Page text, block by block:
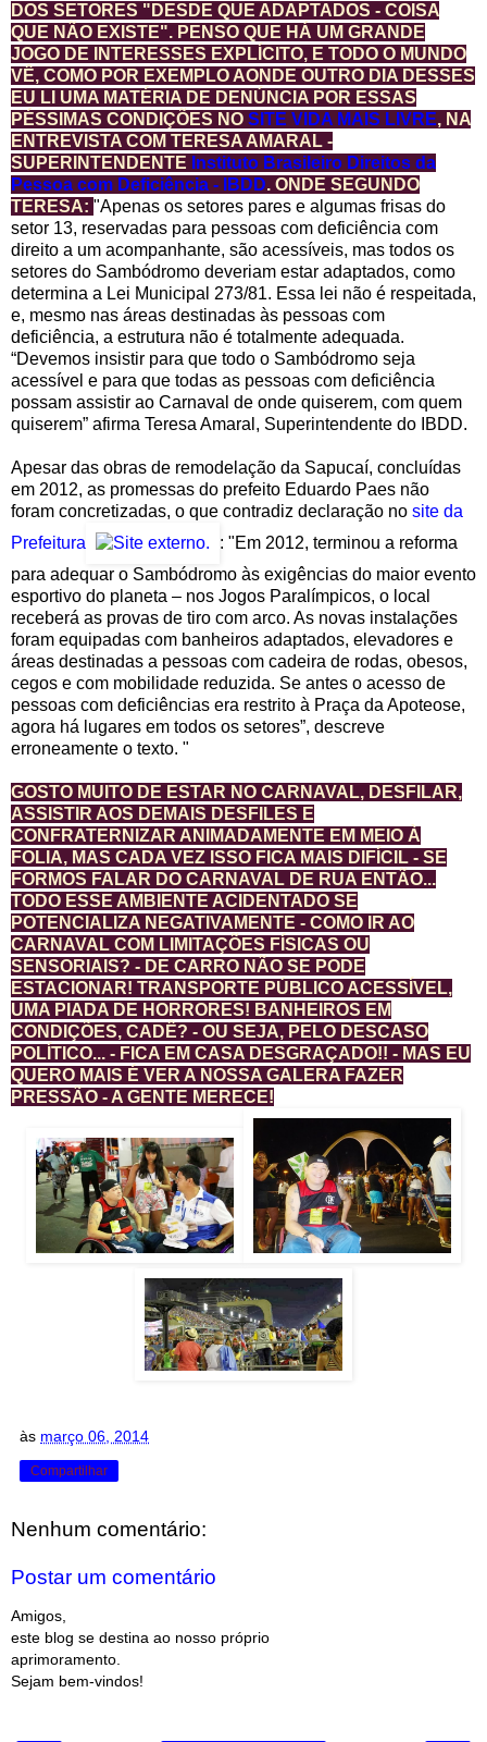
DOS SETORES "DESDE QUE ADAPTADOS - COISA
QUE NÃO EXISTE". PENSO QUE HÁ UM GRANDE
JOGO DE INTERESSES EXPLÍCITO, E TODO O MUNDO
VÊ, COMO POR EXEMPLO AONDE OUTRO DIA DESSES
EU LI UMA MATÉRIA DE DENÚNCIA POR ESSAS
PÉSSIMAS CONDIÇÕES NO SITE VIDA MAIS LIVRE, NA
ENTREVISTA COM TERESA AMARAL -
SUPERINTENDENTE Instituto Brasileiro Direitos da
Pessoa com Deficiência - IBDD. ONDE SEGUNDO
TERESA: "Apenas os setores pares e algumas frisas do
setor 13, reservadas para pessoas com deficiência com
direito a um acompanhante, são acessíveis, mas todos os
setores do Sambódromo deveriam estar adaptados, como
determina a Lei Municipal 273/81. Essa lei não é respeitada,
e, mesmo nas áreas destinadas às pessoas com
deficiência, a estrutura não é totalmente adequada.
“Devemos insistir para que todo o Sambódromo seja
acessível e para que todas as pessoas com deficiência
possam assistir ao Carnaval de onde quiserem, com quem
quiserem” afirma Teresa Amaral, Superintendente do IBDD.
Apesar das obras de remodelação da Sapucaí, concluídas
em 2012, as promessas do prefeito Eduardo Paes não
foram concretizadas, o que contradiz declaração no site da
Prefeitura
: "Em 2012, terminou a reforma
para adequar o Sambódromo às exigências do maior evento
esportivo do planeta – nos Jogos Paralímpicos, o local
receberá as provas de tiro com arco. As novas instalações
foram equipadas com banheiros adaptados, elevadores e
áreas destinadas a pessoas com cadeira de rodas, obesos,
cegos e com mobilidade reduzida. Se antes o acesso de
pessoas com deficiências era restrito à Praça da Apoteose,
agora há lugares em todos os setores”, descreve
erroneamente o texto. "
GOSTO MUITO DE ESTAR NO CARNAVAL, DESFILAR,
ASSISTIR AOS DEMAIS DESFILES E
CONFRATERNIZAR ANIMADAMENTE EM MEIO À
FOLIA, MAS CADA VEZ ISSO FICA MAIS DIFÍCIL - SE
FORMOS FALAR DO CARNAVAL DE RUA ENTÃO...
TODO ESSE AMBIENTE ACIDENTADO SE
POTENCIALIZA NEGATIVAMENTE - COMO IR AO
CARNAVAL COM LIMITAÇÕES FÍSICAS OU
SENSORIAIS? - DE CARRO NÃO SE PODE
ESTACIONAR! TRANSPORTE PÚBLICO ACESSÍVEL,
UMA PIADA DE HORRORES! BANHEIROS EM
CONDIÇÕES, CADÊ? - OU SEJA, PELO DESCASO
POLÍTICO... - FICA EM CASA DESGRAÇADO!! - MAS EU
QUERO MAIS É VER A NOSSA GALERA FAZER
PRESSÃO - A GENTE MERECE!
às março 06, 2014
Compartilhar
Nenhum comentário:
Postar um comentário
Amigos,
este blog se destina ao nosso próprio
aprimoramento.
Sejam bem-vindos!